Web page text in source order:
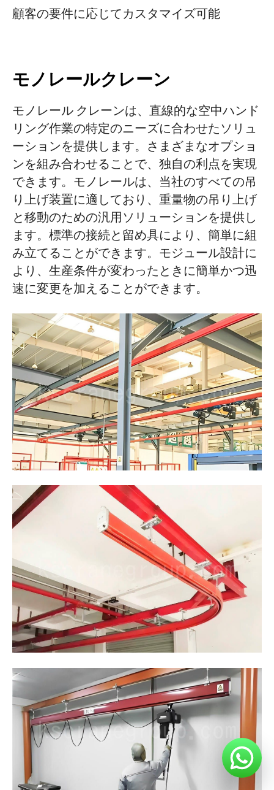
顧客の要件に応じてカスタマイズ可能
モノレールクレーン
モノレール クレーンは、直線的な空中ハンド
リング作業の特定のニーズに合わせたソリュ
ーションを提供します。さまざまなオプショ
ンを組み合わせることで、独自の利点を実現
できます。モノレールは、当社のすべての吊
り上げ装置に適しており、重量物の吊り上げ
と移動のための汎用ソリューションを提供し
ます。標準の接続と留め具により、簡単に組
み立てることができます。モジュール設計に
より、生産条件が変わったときに簡単かつ迅
速に変更を加えることができます。